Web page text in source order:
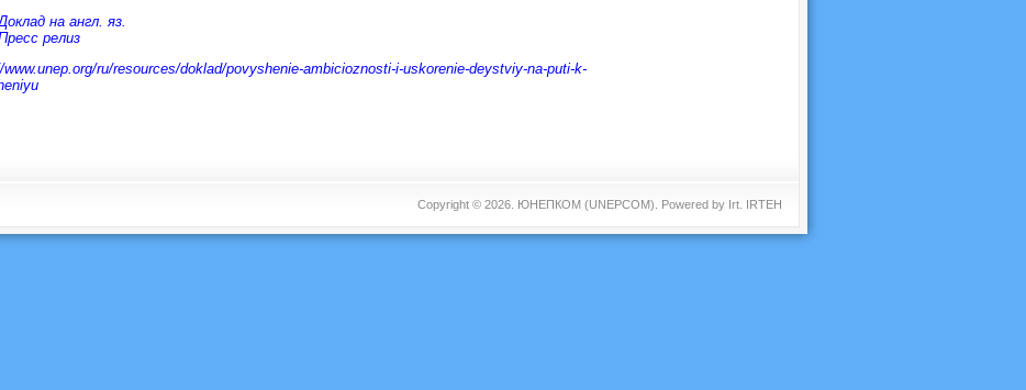
на англ. яз.
релиз
ru/resources/doklad/povyshenie-ambicioznosti-i-uskorenie-deystviy-na-puti-k-
Copyright © 2026. ЮНЕПКОМ (UNEPCOM). Powered by Irt. IRTEH